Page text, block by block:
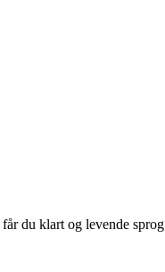
du klart og levende